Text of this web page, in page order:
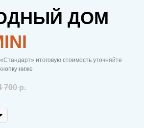
ДОМ
итоговую стоимость уточняйте
ниже
700 р.